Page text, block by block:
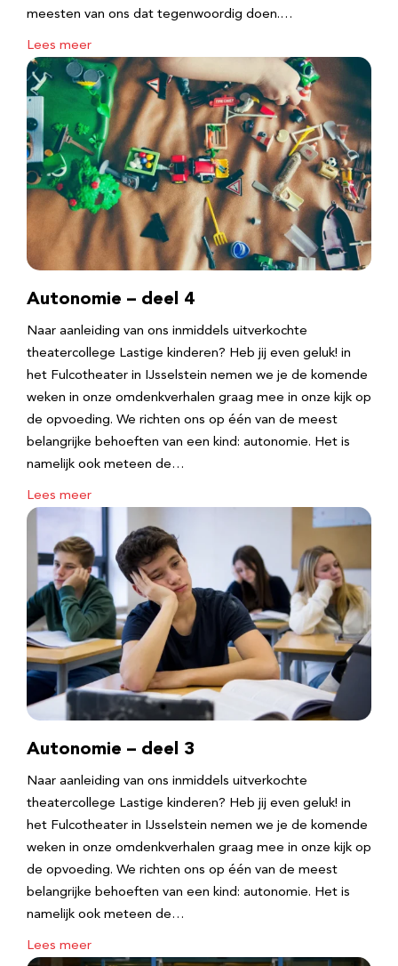
meesten van ons dat tegenwoordig doen.…
Lees meer
Autonomie – deel 4
Naar aanleiding van ons inmiddels uitverkochte
theatercollege Lastige kinderen? Heb jij even geluk! in
het Fulcotheater in IJsselstein nemen we je de komende
weken in onze omdenkverhalen graag mee in onze kijk op
de opvoeding. We richten ons op één van de meest
belangrijke behoeften van een kind: autonomie. Het is
namelijk ook meteen de…
Lees meer
Autonomie – deel 3
Naar aanleiding van ons inmiddels uitverkochte
theatercollege Lastige kinderen? Heb jij even geluk! in
het Fulcotheater in IJsselstein nemen we je de komende
weken in onze omdenkverhalen graag mee in onze kijk op
de opvoeding. We richten ons op één van de meest
belangrijke behoeften van een kind: autonomie. Het is
namelijk ook meteen de…
Lees meer